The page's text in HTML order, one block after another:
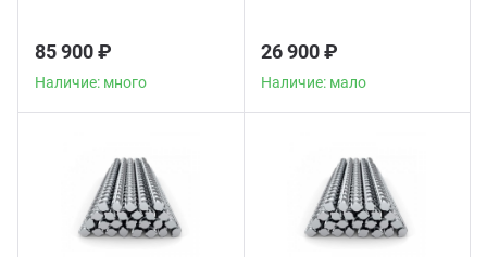
85 900 ₽
Наличие: много
26 900 ₽
Наличие: мало